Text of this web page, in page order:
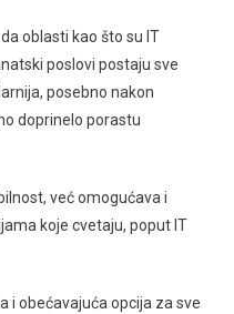
oblasti kao što su IT
poslovi postaju sve
posebno nakon
doprinelo porastu
već omogućava i
koje cvetaju, poput IT
i obećavajuća opcija za sve